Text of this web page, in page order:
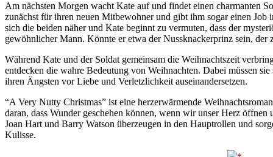
Am nächsten Morgen wacht Kate auf und findet einen charmanten
zunächst für ihren neuen Mitbewohner und gibt ihm sogar einen
sich die beiden näher und Kate beginnt zu vermuten, dass der
gewöhnlicher Mann. Könnte er etwa der Nussknackerprinz sein, der
Während Kate und der Soldat gemeinsam die Weihnachtszeit
entdecken die wahre Bedeutung von Weihnachten. Dabei müssen
ihren Ängsten vor Liebe und Verletzlichkeit auseinandersetzen.
“A Very Nutty Christmas” ist eine herzerwärmende
daran, dass Wunder geschehen können, wenn wir unser Herz
Joan Hart und Barry Watson überzeugen in den Hauptrollen und
Kulisse.